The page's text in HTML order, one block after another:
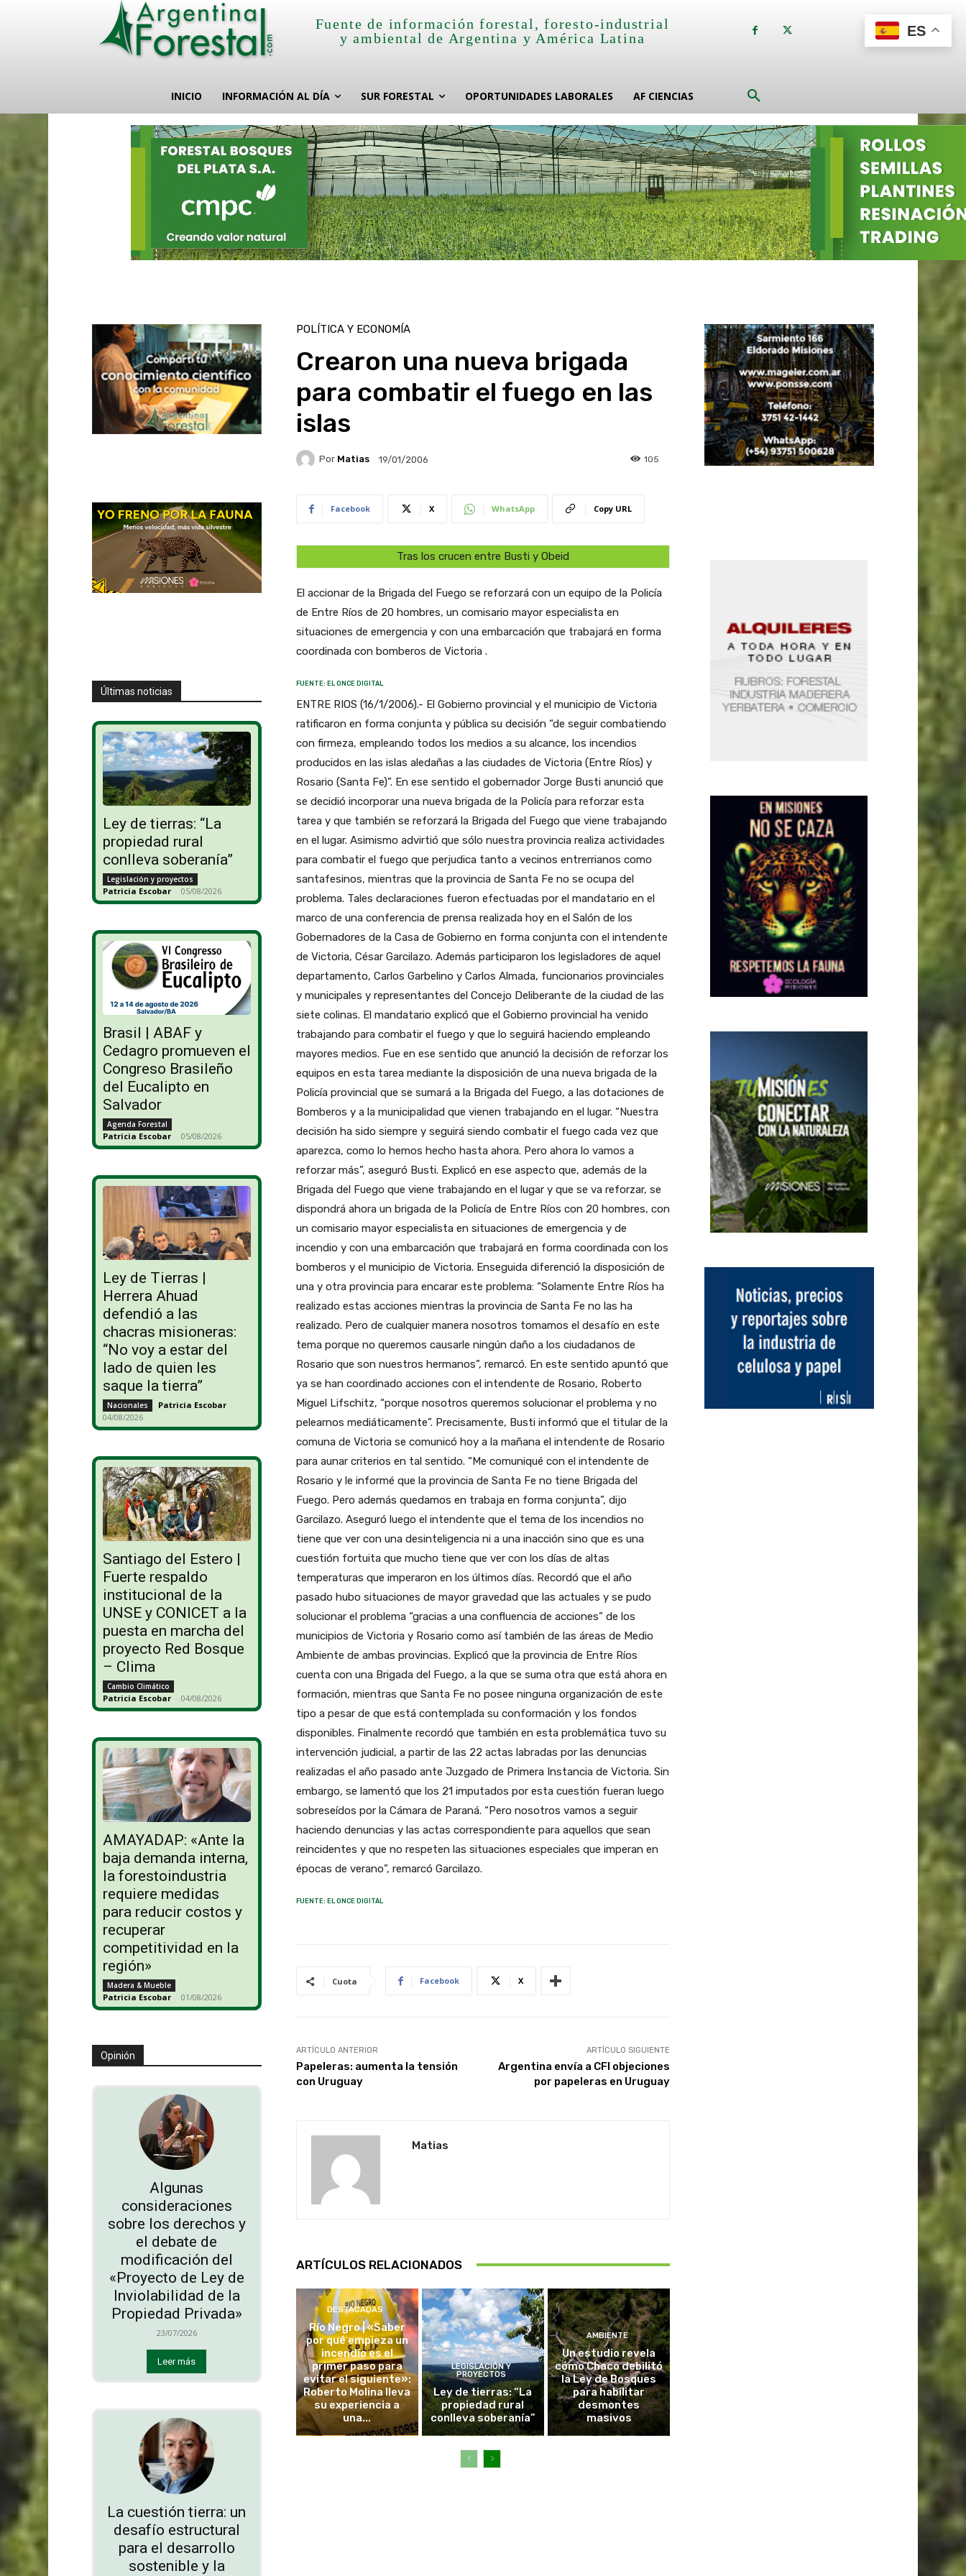
Fuente de información forestal, foresto-industrial
y ambiental de Argentina y América Latina
INICIO INFORMACIÓN AL DÍA SUR FORESTAL OPORTUNIDADES LABORALES AF CIENCIAS
Últimas noticias
Ley de tierras: “La
propiedad rural
conlleva soberanía”
Legislación y proyectos
Patricia Escobar - 05/08/2026
Brasil | ABAF y
Cedagro promueven el
Congreso Brasileño
del Eucalipto en
Salvador
Agenda Forestal
Patricia Escobar - 05/08/2026
Ley de Tierras |
Herrera Ahuad
defendió a las
chacras misioneras:
“No voy a estar del
lado de quien les
saque la tierra”
Nacionales Patricia Escobar -
04/08/2026
Santiago del Estero |
Fuerte respaldo
institucional de la
UNSE y CONICET a la
puesta en marcha del
proyecto Red Bosque
– Clima
Cambio Climático
Patricia Escobar - 04/08/2026
AMAYADAP: «Ante la
baja demanda interna,
la forestoindustria
requiere medidas
para reducir costos y
recuperar
competitividad en la
región»
Madera & Mueble
Patricia Escobar - 01/08/2026
Opinión
Algunas
consideraciones
sobre los derechos y
el debate de
modificación del
«Proyecto de Ley de
Inviolabilidad de la
Propiedad Privada»
23/07/2026
Leer más
La cuestión tierra: un
desafío estructural
para el desarrollo
sostenible y la
POLÍTICA Y ECONOMÍA
Crearon una nueva brigada
para combatir el fuego en las
islas
Por Matias 19/01/2006 105
Facebook X WhatsApp Copy URL
Tras los crucen entre Busti y Obeid
El accionar de la Brigada del Fuego se reforzará con un equipo de la Policía
de Entre Ríos de 20 hombres, un comisario mayor especialista en
situaciones de emergencia y con una embarcación que trabajará en forma
coordinada con bomberos de Victoria .
FUENTE: EL ONCE DIGITAL
ENTRE RIOS (16/1/2006).- El Gobierno provincial y el municipio de Victoria
ratificaron en forma conjunta y pública su decisión “de seguir combatiendo
con firmeza, empleando todos los medios a su alcance, los incendios
producidos en las islas aledañas a las ciudades de Victoria (Entre Ríos) y
Rosario (Santa Fe)”. En ese sentido el gobernador Jorge Busti anunció que
se decidió incorporar una nueva brigada de la Policía para reforzar esta
tarea y que también se reforzará la Brigada del Fuego que viene trabajando
en el lugar. Asimismo advirtió que sólo nuestra provincia realiza actividades
para combatir el fuego que perjudica tanto a vecinos entrerrianos como
santafesinos, mientras que la provincia de Santa Fe no se ocupa del
problema. Tales declaraciones fueron efectuadas por el mandatario en el
marco de una conferencia de prensa realizada hoy en el Salón de los
Gobernadores de la Casa de Gobierno en forma conjunta con el intendente
de Victoria, César Garcilazo. Además participaron los legisladores de aquel
departamento, Carlos Garbelino y Carlos Almada, funcionarios provinciales
y municipales y representantes del Concejo Deliberante de la ciudad de las
siete colinas. El mandatario explicó que el Gobierno provincial ha venido
trabajando para combatir el fuego y que lo seguirá haciendo empleando
mayores medios. Fue en ese sentido que anunció la decisión de reforzar los
equipos en esta tarea mediante la disposición de una nueva brigada de la
Policía provincial que se sumará a la Brigada del Fuego, a las dotaciones de
Bomberos y a la municipalidad que vienen trabajando en el lugar. “Nuestra
decisión ha sido siempre y seguirá siendo combatir el fuego cada vez que
aparezca, como lo hemos hecho hasta ahora. Pero ahora lo vamos a
reforzar más”, aseguró Busti. Explicó en ese aspecto que, además de la
Brigada del Fuego que viene trabajando en el lugar y que se va reforzar, se
dispondrá ahora un brigada de la Policía de Entre Ríos con 20 hombres, con
un comisario mayor especialista en situaciones de emergencia y de
incendio y con una embarcación que trabajará en forma coordinada con los
bomberos y el municipio de Victoria. Enseguida diferenció la disposición de
una y otra provincia para encarar este problema: “Solamente Entre Ríos ha
realizado estas acciones mientras la provincia de Santa Fe no las ha
realizado. Pero de cualquier manera nosotros tomamos el desafío en este
tema porque no queremos causarle ningún daño a los ciudadanos de
Rosario que son nuestros hermanos”, remarcó. En este sentido apuntó que
ya se han coordinado acciones con el intendente de Rosario, Roberto
Miguel Lifschitz, “porque nosotros queremos solucionar el problema y no
pelearnos mediáticamente”. Precisamente, Busti informó que el titular de la
comuna de Victoria se comunicó hoy a la mañana el intendente de Rosario
para aunar criterios en tal sentido. “Me comuniqué con el intendente de
Rosario y le informé que la provincia de Santa Fe no tiene Brigada del
Fuego. Pero además quedamos en trabaja en forma conjunta”, dijo
Garcilazo. Aseguró luego el intendente que el tema de los incendios no
tiene que ver con una desinteligencia ni a una inacción sino que es una
cuestión fortuita que mucho tiene que ver con los días de altas
temperaturas que imperaron en los últimos días. Recordó que el año
pasado hubo situaciones de mayor gravedad que las actuales y se pudo
solucionar el problema “gracias a una confluencia de acciones” de los
municipios de Victoria y Rosario como así también de las áreas de Medio
Ambiente de ambas provincias. Explicó que la provincia de Entre Ríos
cuenta con una Brigada del Fuego, a la que se suma otra que está ahora en
formación, mientras que Santa Fe no posee ninguna organización de este
tipo a pesar de que está contemplada su conformación y los fondos
disponibles. Finalmente recordó que también en esta problemática tuvo su
intervención judicial, a partir de las 22 actas labradas por las denuncias
realizadas el año pasado ante Juzgado de Primera Instancia de Victoria. Sin
embargo, se lamentó que los 21 imputados por esta cuestión fueran luego
sobreseídos por la Cámara de Paraná. “Pero nosotros vamos a seguir
haciendo denuncias y las actas correspondiente para aquellos que sean
reincidentes y que no respeten las situaciones especiales que imperan en
épocas de verano”, remarcó Garcilazo.
FUENTE: EL ONCE DIGITAL
Cuota Facebook X
ARTÍCULO ANTERIOR
Papeleras: aumenta la tensión
con Uruguay
ARTÍCULO SIGUIENTE
Argentina envía a CFI objeciones
por papeleras en Uruguay
Matias
ARTÍCULOS RELACIONADOS
DESTACADAS
Río Negro | «Saber
por qué empieza un
incendio es el
primer paso para
evitar el siguiente»:
Roberto Molina lleva
su experiencia a
una...
LEGISLACIÓN Y
PROYECTOS
Ley de tierras: “La
propiedad rural
conlleva soberanía”
AMBIENTE
Un estudio revela
cómo Chaco debilitó
la Ley de Bosques
para habilitar
desmontes
masivos
ES